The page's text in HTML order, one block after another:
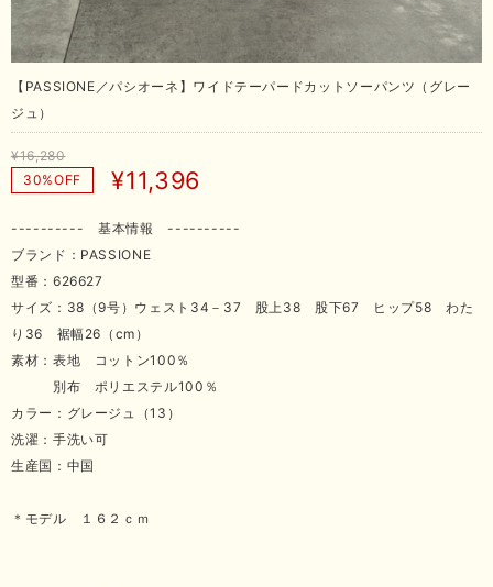
【PASSIONE／パシオーネ】ワイドテーパードカットソーパンツ（グレー
ジュ）
¥16,280
30%OFF
¥11,396
---------- 基本情報 ----------
ブランド：PASSIONE
型番：626627
サイズ：38（9号）ウェスト34－37 股上38 股下67 ヒップ58 わた
り36 裾幅26（cm）
素材：表地 コットン100％
別布 ポリエステル100％
カラー：グレージュ（13）
洗濯：手洗い可
生産国：中国
＊モデル １６２ｃｍ